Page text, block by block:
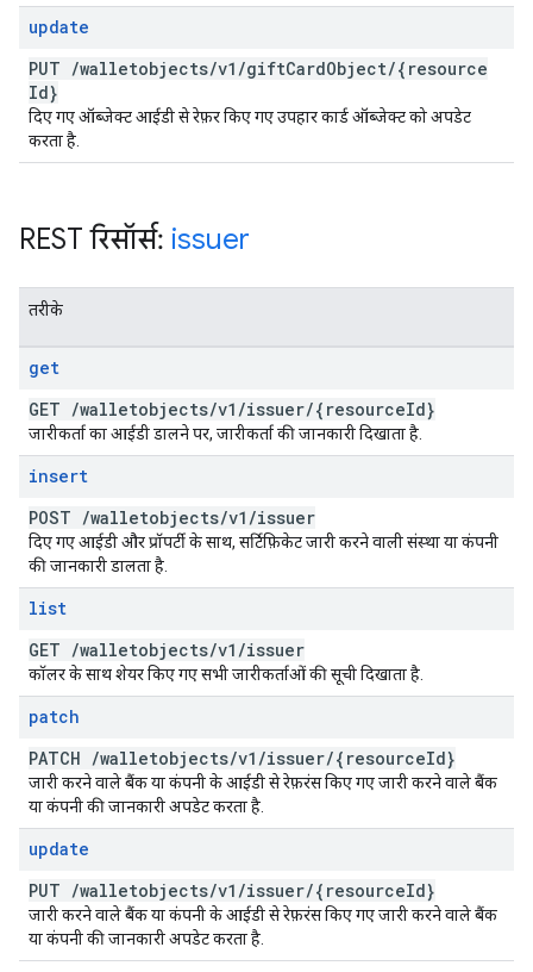
update
PUT /walletobjects/v1 /giftCardObject/{resource
Id}
दिए गए ऑब्जेक्ट आईडी से रेफ़र किए गए उपहार कार्ड ऑब्जेक्ट को अपडेट
करता है.
REST रिसॉर्स: issuer
तरीके
get
GET /walletobjects/v1 /issuer/{resourceId}
जारीकर्ता का आईडी डालने पर, जारीकर्ता की जानकारी दिखाता है.
insert
POST /walletobjects/v1 /issuer
दिए गए आईडी और प्रॉपर्टी के साथ, सर्टिफ़िकेट जारी करने वाली संस्था या कंपनी
की जानकारी डालता है.
list
GET /walletobjects/v1 /issuer
कॉलर के साथ शेयर किए गए सभी जारीकर्ताओं की सूची दिखाता है.
patch
PATCH /walletobjects/v1 /issuer/{resourceId}
जारी करने वाले बैंक या कंपनी के आईडी से रेफ़रंस किए गए जारी करने वाले बैंक
या कंपनी की जानकारी अपडेट करता है.
update
PUT /walletobjects/v1 /issuer/{resourceId}
जारी करने वाले बैंक या कंपनी के आईडी से रेफ़रंस किए गए जारी करने वाले बैंक
या कंपनी की जानकारी अपडेट करता है.